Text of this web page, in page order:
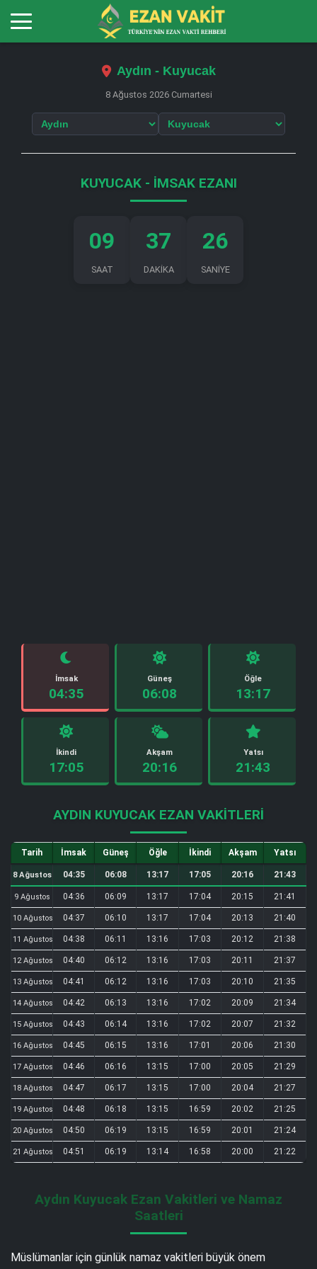
Aydın - Kuyucak
8 Ağustos 2026 Cumartesi
KUYUCAK - İMSAK EZANI
09
SAAT
37
DAKİKA
26
SANİYE
İmsak
04:35
Güneş
06:08
Öğle
13:17
İkindi
17:05
Akşam
20:16
Yatsı
21:43
AYDIN KUYUCAK EZAN VAKITLERI
Tarih İmsak Güneş Öğle İkindi Akşam Yatsı
8 Ağustos 04:35 06:08 13:17 17:05 20:16 21:43
9 Ağustos 04:36 06:09 13:17 17:04 20:15 21:41
10 Ağustos 04:37 06:10 13:17 17:04 20:13 21:40
11 Ağustos 04:38 06:11 13:16 17:03 20:12 21:38
12 Ağustos 04:40 06:12 13:16 17:03 20:11 21:37
13 Ağustos 04:41 06:12 13:16 17:03 20:10 21:35
14 Ağustos 04:42 06:13 13:16 17:02 20:09 21:34
15 Ağustos 04:43 06:14 13:16 17:02 20:07 21:32
16 Ağustos 04:45 06:15 13:16 17:01 20:06 21:30
17 Ağustos 04:46 06:16 13:15 17:00 20:05 21:29
18 Ağustos 04:47 06:17 13:15 17:00 20:04 21:27
19 Ağustos 04:48 06:18 13:15 16:59 20:02 21:25
20 Ağustos 04:50 06:19 13:15 16:59 20:01 21:24
21 Ağustos 04:51 06:19 13:14 16:58 20:00 21:22
Aydın Kuyucak Ezan Vakitleri ve Namaz
Saatleri
Müslümanlar için günlük namaz vakitleri büyük önem